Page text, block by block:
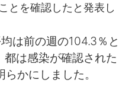
とを確認したと発表し
は前の週の104.3％と
は感染が確認された
かにしました。